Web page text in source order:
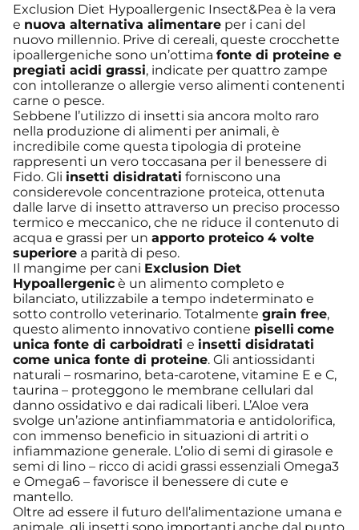
Exclusion Diet Hypoallergenic Insect&Pea è la vera
e nuova alternativa alimentare per i cani del
nuovo millennio. Prive di cereali, queste crocchette
ipoallergeniche sono un’ottima fonte di proteine e
pregiati acidi grassi, indicate per quattro zampe
con intolleranze o allergie verso alimenti contenenti
carne o pesce.
Sebbene l’utilizzo di insetti sia ancora molto raro
nella produzione di alimenti per animali, è
incredibile come questa tipologia di proteine
rappresenti un vero toccasana per il benessere di
Fido. Gli insetti disidratati forniscono una
considerevole concentrazione proteica, ottenuta
dalle larve di insetto attraverso un preciso processo
termico e meccanico, che ne riduce il contenuto di
acqua e grassi per un apporto proteico 4 volte
superiore a parità di peso.
Il mangime per cani Exclusion Diet
Hypoallergenic è un alimento completo e
bilanciato, utilizzabile a tempo indeterminato e
sotto controllo veterinario. Totalmente grain free,
questo alimento innovativo contiene piselli come
unica fonte di carboidrati e insetti disidratati
come unica fonte di proteine. Gli antiossidanti
naturali – rosmarino, beta-carotene, vitamine E e C,
taurina – proteggono le membrane cellulari dal
danno ossidativo e dai radicali liberi. L’Aloe vera
svolge un’azione antinfiammatoria e antidolorifica,
con immenso beneficio in situazioni di artriti o
infiammazione generale. L’olio di semi di girasole e
semi di lino – ricco di acidi grassi essenziali Omega3
e Omega6 – favorisce il benessere di cute e
mantello.
Oltre ad essere il futuro dell’alimentazione umana e